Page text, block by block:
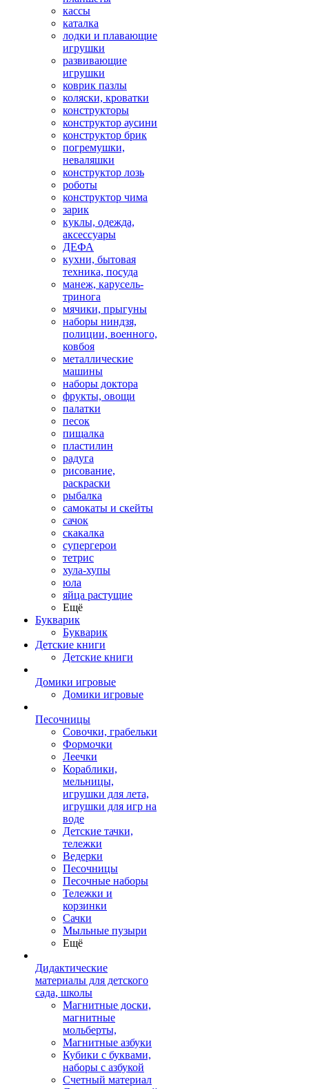
кассы
каталка
лодки и плавающие
игрушки
развивающие
игрушки
коврик пазлы
коляски, кроватки
конструкторы
конструктор аусини
конструктор брик
погремушки,
неваляшки
конструктор лозь
роботы
конструктор чима
зарик
куклы, одежда,
аксессуары
ДЕФА
кухни, бытовая
техника, посуда
манеж, карусель-
тринога
мячики, прыгуны
наборы ниндзя,
полиции, военного,
ковбоя
металлические
машины
наборы доктора
фрукты, овощи
палатки
песок
пищалка
пластилин
радуга
рисование,
раскраски
рыбалка
самокаты и скейты
сачок
скакалка
супергерои
тетрис
хула-хупы
юла
яйца растущие
Ещё
Букварик
Букварик
Детские книги
Детские книги
Домики игровые
Домики игровые
Песочницы
Совочки, грабельки
Формочки
Леечки
Кораблики,
мельницы,
игрушки для лета,
игрушки для игр на
воде
Детские тачки,
тележки
Ведерки
Песочницы
Песочные наборы
Тележки и
корзинки
Сачки
Мыльные пузыри
Ещё
Дидактические
материалы для детского
сада, школы
Магнитные доски,
магнитные
мольберты,
Магнитные азбуки
Кубики с буквами,
наборы с азбукой
Счетный материал